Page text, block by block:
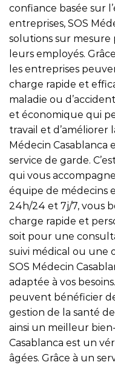
confiance basée sur
entreprises, SOS
solutions sur mesure
leurs employés.
les entreprises
charge rapide et
maladie ou
et économique qui
travail et d’améliorer
Médecin Casablanca
service de garde.
qui vous
équipe de médecins
24h/24 et 7j/7, vous
charge rapide et
soit pour une
suivi médical ou une
SOS Médecin
adaptée à vos
peuvent bénéficier
gestion de la santé
ainsi un meilleur
Casablanca est un
âgées. Grâce à un